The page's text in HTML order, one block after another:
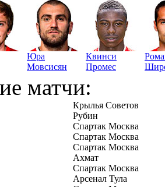
Юра
Мовсисян
Квинси
Промес
матчи:
Крылья Советов
Рубин
Спартак Москва
Спартак Москва
Спартак Москва
Ахмат
Спартак Москва
Арсенал Тула